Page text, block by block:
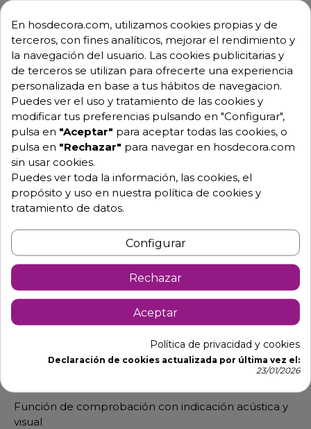
Descripción Detalles de producto
Balanza profesional gran resolución y
una gran calidad precio
En los modelos con conexión (modelo negro): Salida
RS-232 para conectar nuestras impresoras, un PC o
Posibilidad de conexión a impresora externa tanto a
4 niveles de función auto-hold para pesar objetos
Función de comprobación con indicación acústica y
visual
En hosdecora.com, utilizamos cookies propias y de
terceros, con fines analíticos, mejorar el rendimiento y
la navegación del usuario. Las cookies publicitarias y
de terceros se utilizan para ofrecerte una experiencia
personalizada en base a tus hábitos de navegacion.
Puedes ver el uso y tratamiento de las cookies y
modificar tus preferencias pulsando en "Configurar",
pulsa en "Aceptar" para aceptar todas las cookies, o
pulsa en "Rechazar" para navegar en hosdecora.com
sin usar cookies.
Puedes ver toda la información, las cookies, el
propósito y uso en nuestra política de cookies y
tratamiento de datos.
Configurar
Rechazar
Aceptar
Política de privacidad y cookies
Declaración de cookies actualizada por última vez el:
23/01/2026